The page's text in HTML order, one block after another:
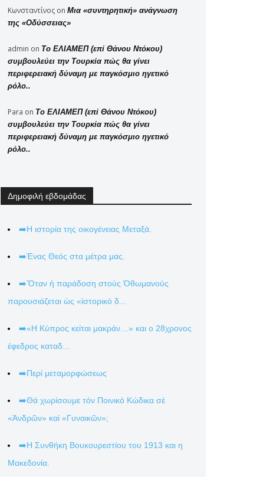
Κωνσταντίνος on Μια «συντηρητική» ανάγνωση
της «Οδύσσειας»
admin on Το ΕΛΙΑΜΕΠ (επί Θάνου Ντόκου)
συμβουλεύει την Τουρκία πώς θα γίνει
περιφερειακή δύναμη με παγκόσμιο ηγετικό
ρόλο..
Para on Το ΕΛΙΑΜΕΠ (επί Θάνου Ντόκου)
συμβουλεύει την Τουρκία πώς θα γίνει
περιφερειακή δύναμη με παγκόσμιο ηγετικό
ρόλο..
Δημοφιλή εβδομάδας
➡️Η ιστορία της οικογένειας Μεταξά.
➡️Ένας Θεός στα μέτρα μας.
➡️Ὅταν ἡ παράδοση στούς Ὀθωμανούς
παρουσιάζεται ὡς «ἱστορικό δ...
➡️«Η Κύπρος κείται μακράν…» και ο 28χρονος
έφεδρος καταδ...
➡️Περί μεταμορφώσεως
➡️Θά χωρίσουμε τόν Ποινικό Κώδικα σέ
«Ἀνδρῶν» καί «Γυναικῶν»;
➡️Η Συνθήκη Βουκουρεστίου του 1913 και η
Μακεδονία.